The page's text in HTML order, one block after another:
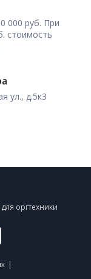
000 руб. При
стоимость
ул., д.5к3
оргтехники
|